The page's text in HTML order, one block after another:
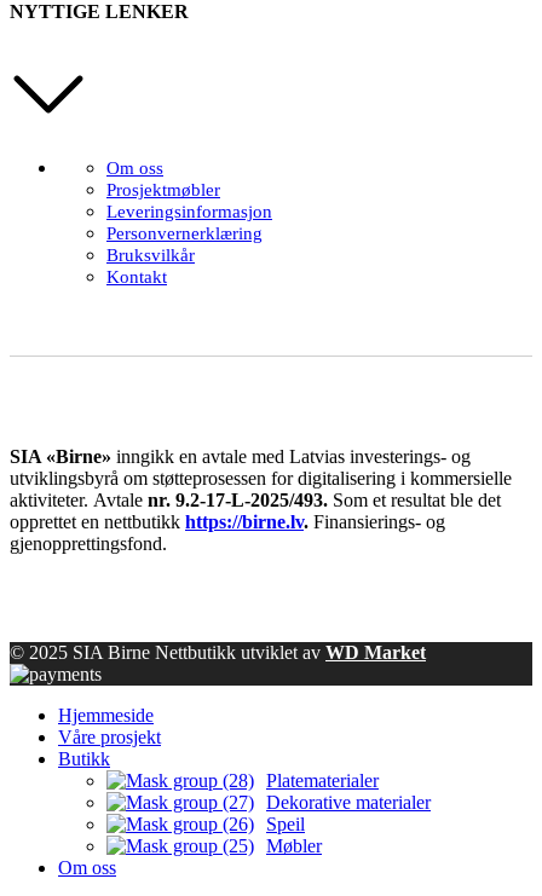
NYTTIGE LENKER
Om oss
Prosjektmøbler
Leveringsinformasjon
Personvernerklæring
Bruksvilkår
Kontakt
SIA «Birne» inngikk en avtale med Latvias investerings- og
utviklingsbyrå om støtteprosessen for digitalisering i kommersielle
aktiviteter. Avtale nr. 9.2-17-L-2025/493. Som et resultat ble det
opprettet en nettbutikk https://birne.lv. Finansierings- og
gjenopprettingsfond.
© 2025 SIA Birne Nettbutikk utviklet av WD Market
Hjemmeside
Våre prosjekt
Butikk
Platematerialer
Dekorative materialer
Speil
Møbler
Om oss